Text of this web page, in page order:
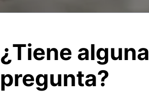
¿Tiene alguna
pregunta?